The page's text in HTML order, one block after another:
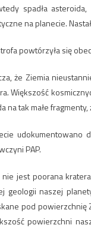
spadła
na planecie.
powtórzyła się
że Ziemia
Większość
na tak małe
PAP.
jest poorana
geologii naszej
pod powierzchnię
powierzchni